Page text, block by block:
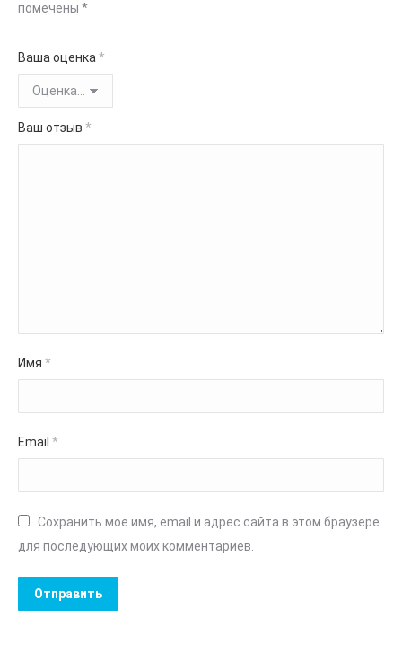
помечены *
Ваша оценка *
Ваш отзыв *
Имя *
Email *
Сохранить моё имя, email и адрес сайта в этом браузере
для последующих моих комментариев.